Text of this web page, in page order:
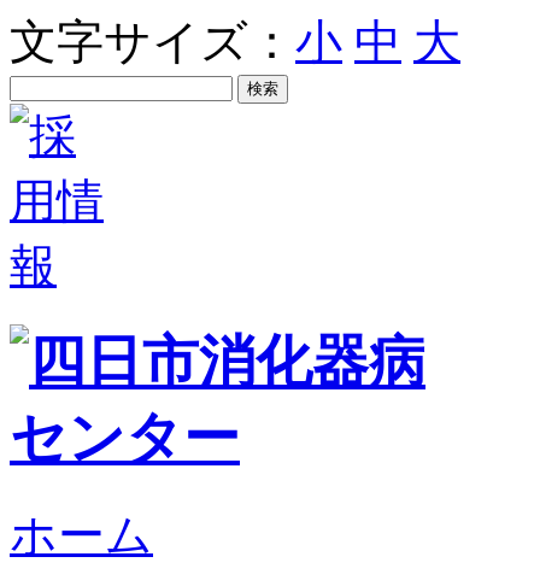
文字サイズ： 小 中 大
ホーム